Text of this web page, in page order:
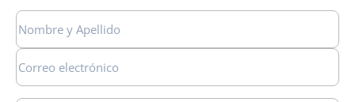
Política de tratamiento de datos